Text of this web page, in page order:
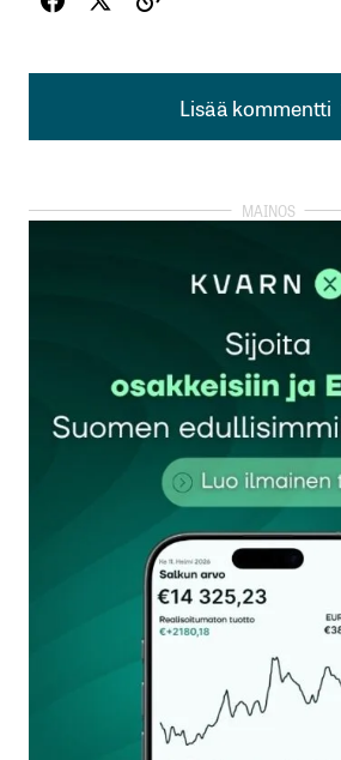
Lisää kommentti
Lisää kommentti
rekisteröityä
Sähköpostiosoitettasi ei julkaista.
kentät on merkitty*
Kommentti*
Nimesi tai nimimerkkisi